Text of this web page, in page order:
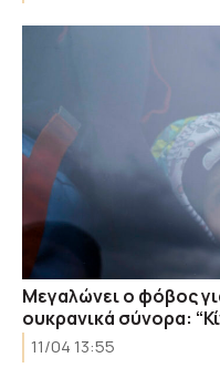
Μεγαλώνει ο φόβος
ουκρανικά σύνορα:
11/04 13:55